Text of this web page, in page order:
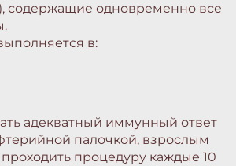
содержащие одновременно все
в:
адекватный иммунный ответ
палочкой, взрослым
процедуру каждые 10